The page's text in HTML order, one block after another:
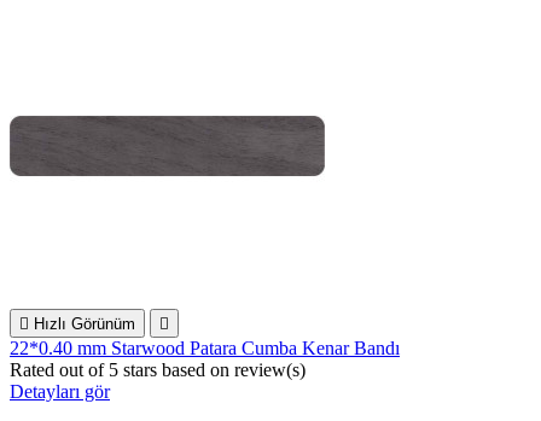
 Hızlı Görünüm 
22*0.40 mm Starwood Patara Cumba Kenar Bandı
Rated out of 5 stars based on review(s)
Detayları gör